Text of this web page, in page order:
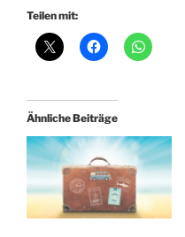
Teilen mit:
Ähnliche Beiträge